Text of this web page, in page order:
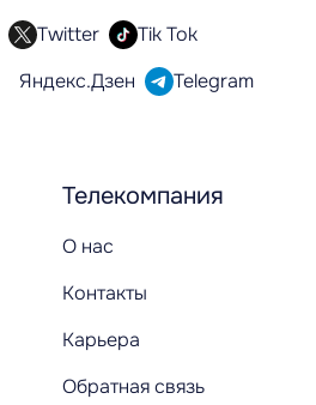
Телекомпания
О нас
Контакты
Карьера
Обратная связь
Twitter
Tik Tok
Яндекс.Дзен
Telegram